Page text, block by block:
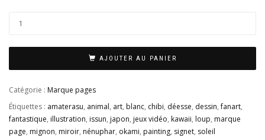
AJOUTER AU PANIER
Catégorie : Marque pages
Étiquettes : amaterasu, animal, art, blanc, chibi, déesse, dessin,fanart,
fantastique, illustration, issun, japon, jeux vidéo, kawaii, loup, marque
page, mignon, miroir, nénuphar, okami, painting, signet, soleil